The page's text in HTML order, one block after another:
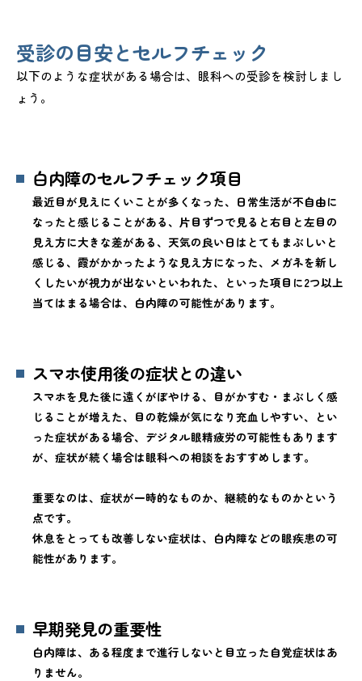
受診の目安とセルフチェック
以下のような症状がある場合は、眼科への受診を検討しまし
ょう。
白内障のセルフチェック項目
最近目が見えにくいことが多くなった、日常生活が不自由に
なったと感じることがある、片目ずつで見ると右目と左目の
見え方に大きな差がある、天気の良い日はとてもまぶしいと
感じる、霞がかかったような見え方になった、メガネを新し
くしたいが視力が出ないといわれた、といった項目に2つ以上
当てはまる場合は、白内障の可能性があります。
スマホ使用後の症状との違い
スマホを見た後に遠くがぼやける、目がかすむ・まぶしく感
じることが増えた、目の乾燥が気になり充血しやすい、とい
った症状がある場合、デジタル眼精疲労の可能性もあります
が、症状が続く場合は眼科への相談をおすすめします。
重要なのは、症状が一時的なものか、継続的なものかという
点です。
休息をとっても改善しない症状は、白内障などの眼疾患の可
能性があります。
早期発見の重要性
白内障は、ある程度まで進行しないと目立った自覚症状はあ
りません。